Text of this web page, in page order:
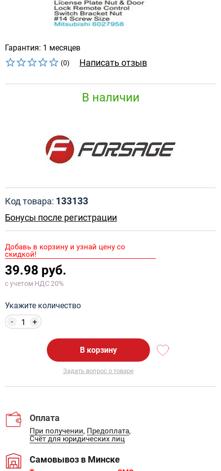
Гарантия: 1 месяцев
(0) Написать отзыв
В наличии
Код товара: 133133
Бонусы после регистрации
Добавь в корзину и узнай цену со
скидкой!
39.98 руб.
с учетом НДС 20%
Укажите количество
+
-
В корзину
Задать вопрос о товаре
Оплата
При получении, Предоплата,
Счёт для юридических лиц
Самовывоз в Минске